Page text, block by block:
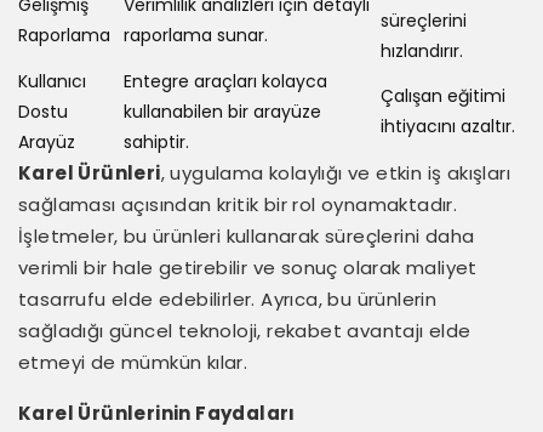
Raporlama raporlama sunar.
süreçlerini
hızlandırır.
Kullanıcı
Dostu
Arayüz
Entegre araçları kolayca
kullanabilen bir arayüze
sahiptir.
Çalışan eğitimi
ihtiyacını azaltır.
Karel Ürünleri, uygulama kolaylığı ve etkin iş akışları
sağlaması açısından kritik bir rol oynamaktadır.
İşletmeler, bu ürünleri kullanarak süreçlerini daha
verimli bir hale getirebilir ve sonuç olarak maliyet
tasarrufu elde edebilirler. Ayrıca, bu ürünlerin
sağladığı güncel teknoloji, rekabet avantajı elde
etmeyi de mümkün kılar.
Karel Ürünlerinin Faydaları